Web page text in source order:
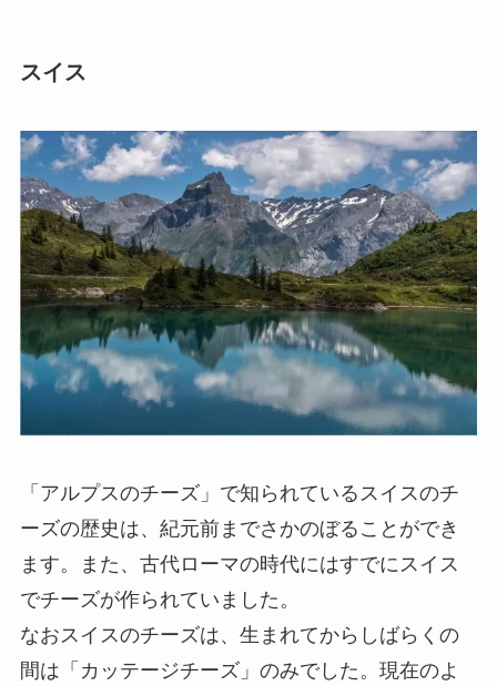
スイス
「アルプスのチーズ」で知られているスイスのチ
ーズの歴史は、紀元前までさかのぼることができ
ます。また、古代ローマの時代にはすでにスイス
でチーズが作られていました。
なおスイスのチーズは、生まれてからしばらくの
間は「カッテージチーズ」のみでした。現在のよ